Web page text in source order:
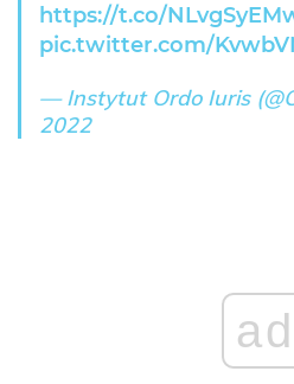
https://t.co/
pic.twitter.com/
— Instytut Ordo Iuris
2022
ad